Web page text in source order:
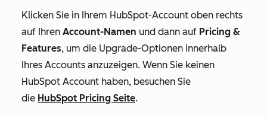
Klicken Sie in Ihrem HubSpot-Account oben rechts
auf Ihren Account-Namen und dann auf Pricing &
Features, um die Upgrade-Optionen innerhalb
Ihres Accounts anzuzeigen. Wenn Sie keinen
HubSpot Account haben, besuchen Sie
die HubSpot Pricing Seite.